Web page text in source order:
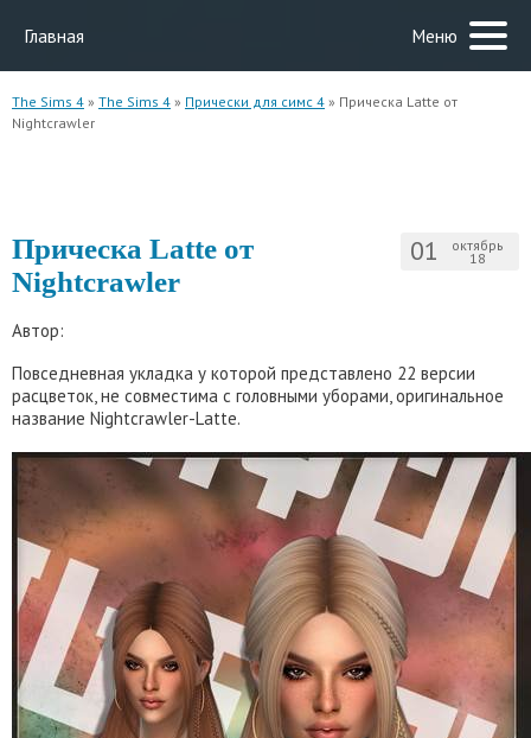
Главная Меню
The Sims 4 » The Sims 4 » Прически для симс 4 » Прическа Latte от
Nightcrawler
01 октябрь
18
Прическа Latte от
Nightcrawler
Автор:
Повседневная укладка у которой представлено 22 версии
расцветок, не совместима с головными уборами, оригинальное
название Nightcrawler-Latte.